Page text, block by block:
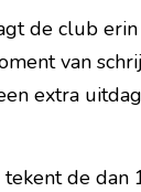
de club
van
extra
de